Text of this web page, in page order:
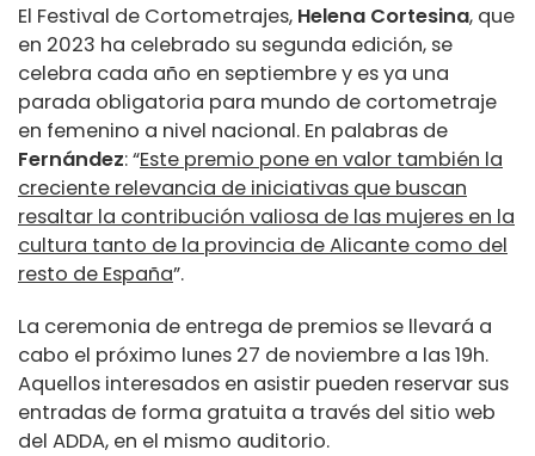
El Festival de Cortometrajes, Helena Cortesina, que
en 2023 ha celebrado su segunda edición, se
celebra cada año en septiembre y es ya una
parada obligatoria para mundo de cortometraje
en femenino a nivel nacional. En palabras de
Fernández: “Este premio pone en valor también la
creciente relevancia de iniciativas que buscan
resaltar la contribución valiosa de las mujeres en la
cultura tanto de la provincia de Alicante como del
resto de España”.
La ceremonia de entrega de premios se llevará a
cabo el próximo lunes 27 de noviembre a las 19h.
Aquellos interesados en asistir pueden reservar sus
entradas de forma gratuita a través del sitio web
del ADDA, en el mismo auditorio.